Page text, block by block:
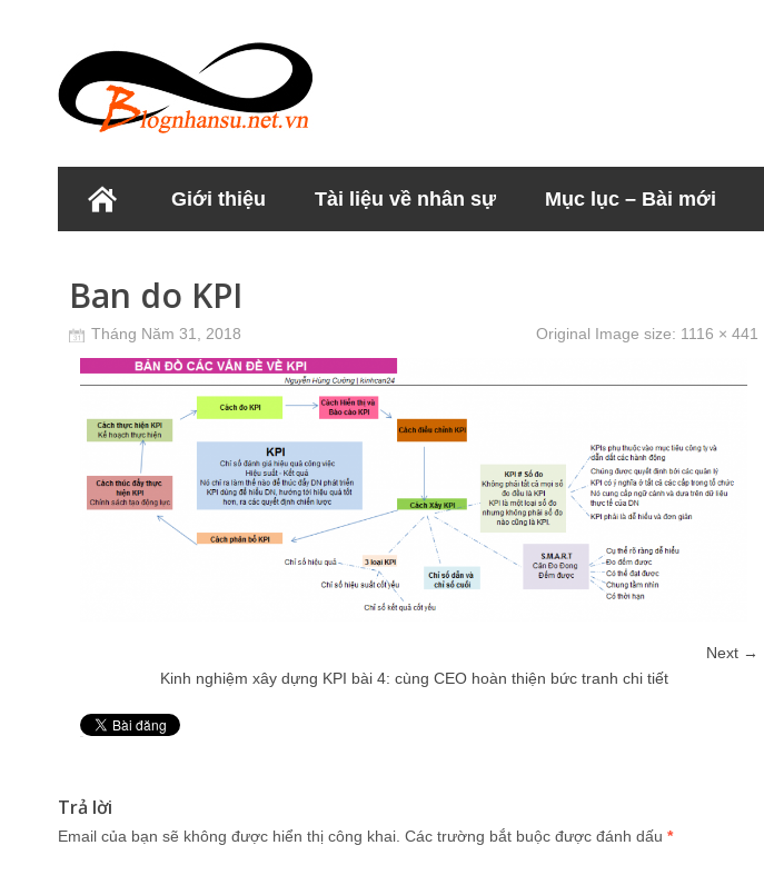
Giới thiệu Tài liệu về nhân sự Mục lục – Bài mới
Ban do KPI
Tháng Năm 31, 2018 Original Image size: 1116 × 441
Next →
Kinh nghiệm xây dựng KPI bài 4: cùng CEO hoàn thiện bức tranh chi tiết
Trả lời
Email của bạn sẽ không được hiển thị công khai. Các trường bắt buộc được đánh dấu *